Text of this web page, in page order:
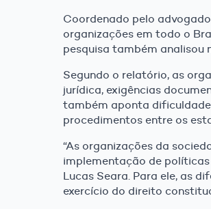
Coordenado pelo
organizações em todo o
pesquisa também analisou
Segundo o relatório, as
jurídica, exigências
também aponta
procedimentos entre os
“As organizações da
implementação de
Lucas Seara. Para ele, as
exercício do direito